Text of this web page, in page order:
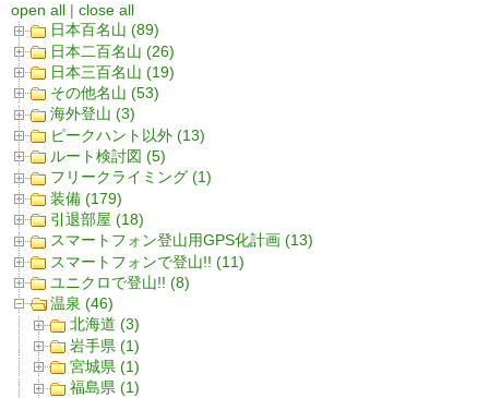
open all | close all
日本百名山 (89)
日本二百名山 (26)
日本三百名山 (19)
その他名山 (53)
海外登山 (3)
ピークハント以外 (13)
ルート検討図 (5)
フリークライミング (1)
装備 (179)
引退部屋 (18)
スマートフォン登山用GPS化計画 (13)
スマートフォンで登山!! (11)
ユニクロで登山!! (8)
温泉 (46)
北海道 (3)
岩手県 (1)
宮城県 (1)
福島県 (1)